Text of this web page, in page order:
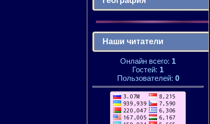
Наши читатели
Онлайн всего: 1
Гостей: 1
Пользователей: 0